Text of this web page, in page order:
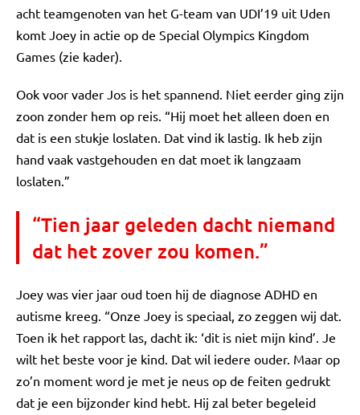
acht teamgenoten van het G-team van UDI’19 uit Uden
komt Joey in actie op de Special Olympics Kingdom
Games (zie kader).
Ook voor vader Jos is het spannend. Niet eerder ging zijn
zoon zonder hem op reis. “Hij moet het alleen doen en
dat is een stukje loslaten. Dat vind ik lastig. Ik heb zijn
hand vaak vastgehouden en dat moet ik langzaam
loslaten.”
“Tien jaar geleden dacht niemand
dat het zover zou komen.”
Joey was vier jaar oud toen hij de diagnose ADHD en
autisme kreeg. “Onze Joey is speciaal, zo zeggen wij dat.
Toen ik het rapport las, dacht ik: ‘dit is niet mijn kind’. Je
wilt het beste voor je kind. Dat wil iedere ouder. Maar op
zo’n moment word je met je neus op de feiten gedrukt
dat je een bijzonder kind hebt. Hij zal beter begeleid